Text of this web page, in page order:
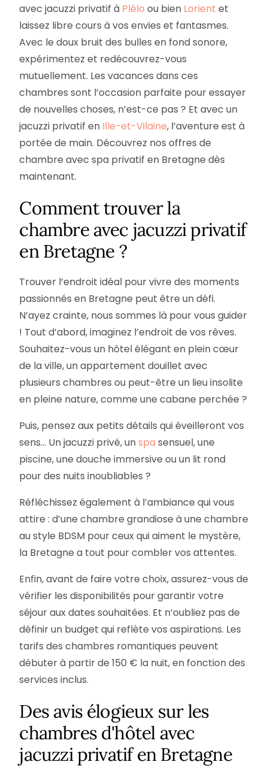
avec jacuzzi privatif à Plélo ou bien Lorient et
laissez libre cours à vos envies et fantasmes.
Avec le doux bruit des bulles en fond sonore,
expérimentez et redécouvrez-vous
mutuellement. Les vacances dans ces
chambres sont l’occasion parfaite pour essayer
de nouvelles choses, n’est-ce pas ? Et avec un
jacuzzi privatif en Ille-et-Vilaine, l’aventure est à
portée de main. Découvrez nos offres de
chambre avec spa privatif en Bretagne dès
maintenant.
Comment trouver la
chambre avec jacuzzi privatif
en Bretagne ?
Trouver l’endroit idéal pour vivre des moments
passionnés en Bretagne peut être un défi.
N’ayez crainte, nous sommes là pour vous guider
! Tout d’abord, imaginez l’endroit de vos rêves.
Souhaitez-vous un hôtel élégant en plein cœur
de la ville, un appartement douillet avec
plusieurs chambres ou peut-être un lieu insolite
en pleine nature, comme une cabane perchée ?
Puis, pensez aux petits détails qui éveilleront vos
sens… Un jacuzzi privé, unspa sensuel, une
piscine, une douche immersive ou un lit rond
pour des nuits inoubliables ?
Réfléchissez également à l’ambiance qui vous
attire : d’une chambre grandiose à une chambre
au style BDSM pour ceux qui aiment le mystère,
la Bretagne a tout pour combler vos attentes.
Enfin, avant de faire votre choix, assurez-vous de
vérifier les disponibilités pour garantir votre
séjour aux dates souhaitées. Et n’oubliez pas de
définir un budget qui reflète vos aspirations. Les
tarifs des chambres romantiques peuvent
débuter à partir de 150 € la nuit, en fonction des
services inclus.
Des avis élogieux sur les
chambres d'hôtel avec
jacuzzi privatif en Bretagne
Newsletter